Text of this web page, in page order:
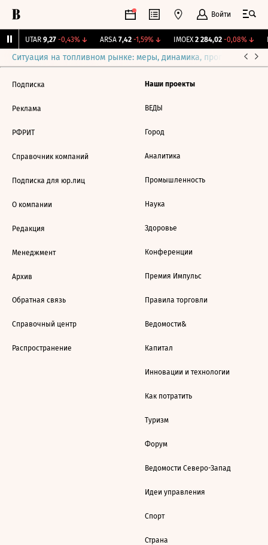
Войти
UTAR 9,27 -0,43%↓ ARSA 7,42 -1,59%↓ IMOEX 2 284,02 -0,08%↓
Ситуация на топливном рынке: меры, динамика, прогнозы
Подписка
Реклама
РФРИТ
Справочник компаний
Подписка для юр.лиц
О компании
Редакция
Менеджмент
Архив
Обратная связь
Справочный центр
Распространение
Наши проекты
ВЕДЫ
Город
Аналитика
Промышленность
Наука
Здоровье
Конференции
Премия Импульс
Правила торговли
Ведомости&
Капитал
Инновации и технологии
Как потратить
Туризм
Форум
Ведомости Северо-Запад
Идеи управления
Спорт
Страна